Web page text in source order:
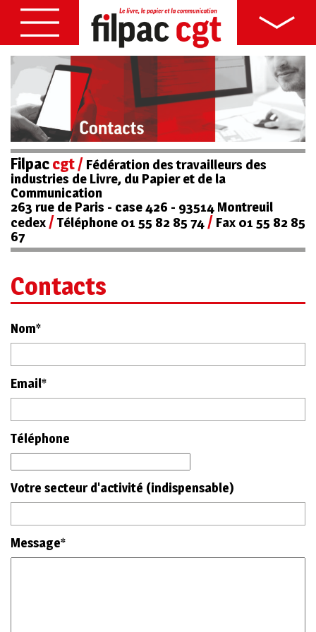
Filpaccgt/ Fédération des travailleurs des
industries de Livre, du Papier et de la
Communication
263 rue de Paris - case 426 - 93514 Montreuil
cedex/Téléphone 01 55 82 85 74/ Fax 01 55 82 85
67
Contacts
Nom*
Email*
Téléphone
Votre secteur d'activité (indispensable)
Message*